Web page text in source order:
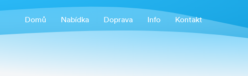
Domů Nabídka Doprava Info Kontakt